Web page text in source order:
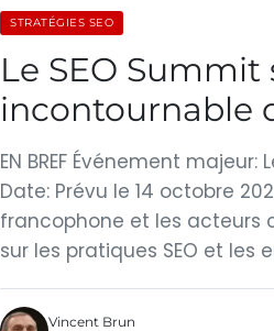
STRATÉGIES SEO
Le SEO
incontournable
EN BREF Événement
Date: Prévu le 14 octobre
francophone et les acteurs
sur les pratiques SEO et les
Vincent Brun